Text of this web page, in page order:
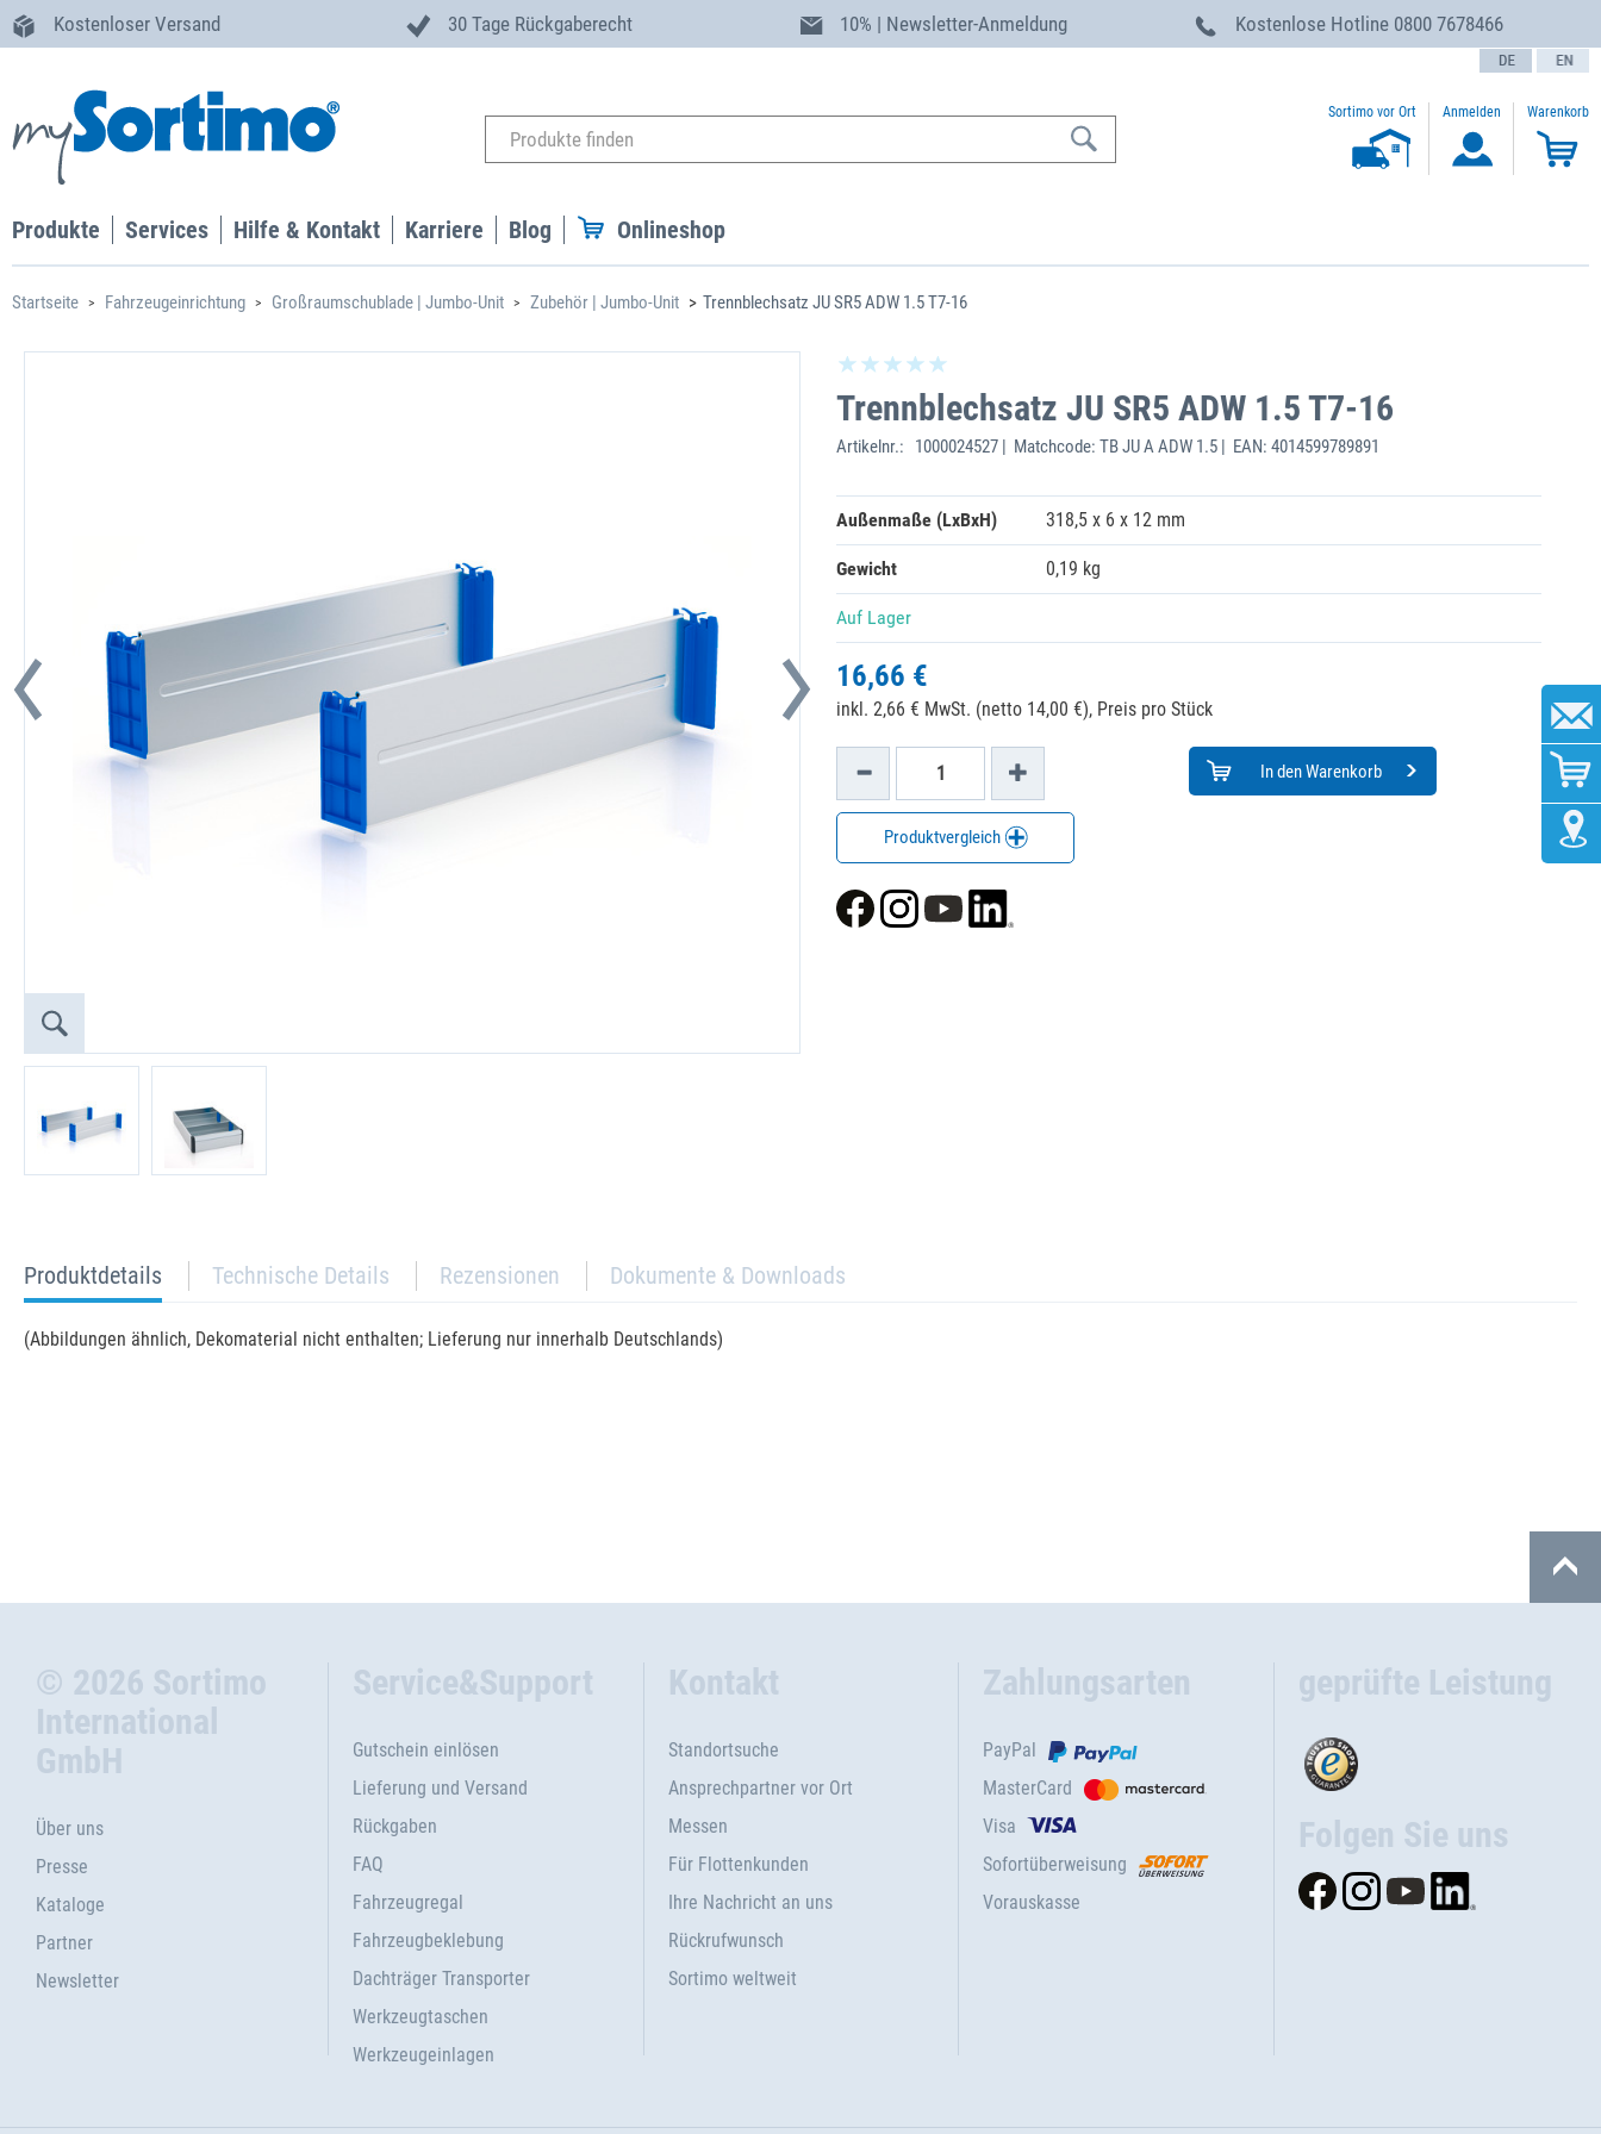
Kostenloser Versand 30 Tage Rückgaberecht 10% | Newsletter-Anmeldung Kostenlose Hotline 0800 7678466
text.language
Sortimo vor Ort Anmelden Warenkorb
Produkte Services Hilfe & Kontakt Karriere Blog Onlineshop
Startseite Fahrzeugeinrichtung Großraumschublade | Jumbo-Unit Zubehör | Jumbo-Unit Trennblechsatz JU SR5 ADW 1.5 T7-16
Trennblechsatz JU SR5 ADW 1.5 T7-16
Artikelnr.: 1000024527 | Matchcode: TB JU A ADW 1.5 | EAN: 4014599789891
Außenmaße (LxBxH) 318,5 x 6 x 12 mm
Gewicht 0,19 kg
Auf Lager
16,66 €
inkl. 2,66 € MwSt. (netto 14,00 €), Preis pro Stück
In den Warenkorb
Produktvergleich
current
tab:
Produktdetails Technische Details Rezensionen Dokumente & Downloads
(Abbildungen ähnlich, Dekomaterial nicht enthalten; Lieferung nur innerhalb Deutschlands)
© 2026 Sortimo
International
GmbH
Über uns
Presse
Kataloge
Partner
Newsletter
Service&Support
Gutschein einlösen
Lieferung und Versand
Rückgaben
FAQ
Fahrzeugregal
Fahrzeugbeklebung
Dachträger Transporter
Werkzeugtaschen
Werkzeugeinlagen
Kontakt
Standortsuche
Ansprechpartner vor Ort
Messen
Für Flottenkunden
Ihre Nachricht an uns
Rückrufwunsch
Sortimo weltweit
Zahlungsarten
PayPal
MasterCard
Visa
Sofortüberweisung
Vorauskasse
geprüfte Leistung
Folgen Sie uns